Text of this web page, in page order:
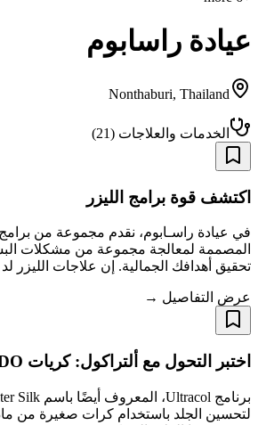
عيادة راسابوم
Nonthaburi, Thailand
الخدمات والعلاجات (
21
)
اكتشف قوة برامج الليزر
في عيادة راسـابوم، نقدم مجموعة من برامج
المصممة لمعالجة مجموعة من مشكلات
تحقيق أهدافك الجمالية. إن علاجات الليزر لد
عرض التفاصيل →
اختبر التحول مع ألتراكول: كريات PDO لتعزيز البشرة
لتحسين الجلد باستخدام كرات صغيرة من